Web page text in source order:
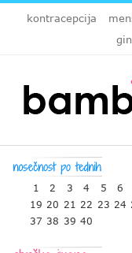
kontracepcija
1 2 3 4 5 6
19 20 21 22 23 24
37 38 39 40